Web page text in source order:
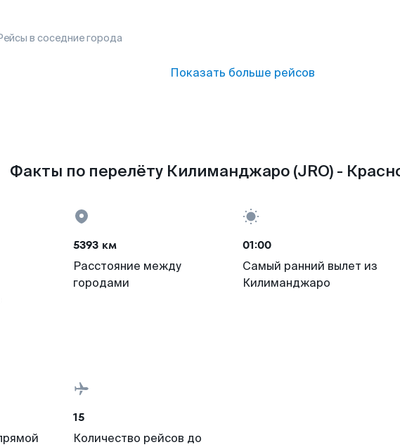
в соседние города
Показать больше рейсов
Факты по перелёту Килиманджаро (JRO) -
5393 км
Расстояние между
городами
01:00
Самый ранний вылет из
Килиманджаро
15
Количество рейсов до